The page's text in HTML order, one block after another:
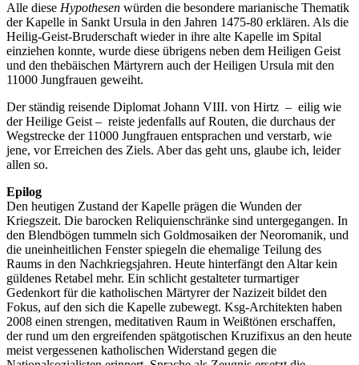
Alle diese Hypothesen würden die besondere marianische Thematik
der Kapelle in Sankt Ursula in den Jahren 1475-80 erklären. Als die
Heilig-Geist-Bruderschaft wieder in ihre alte Kapelle im Spital
einziehen konnte, wurde diese übrigens neben dem Heiligen Geist
und den thebäischen Märtyrern auch der Heiligen Ursula mit den
11000 Jungfrauen geweiht.
Der ständig reisende Diplomat Johann VIII. von Hirtz – eilig wie
der Heilige Geist – reiste jedenfalls auf Routen, die durchaus der
Wegstrecke der 11000 Jungfrauen entsprachen und verstarb, wie
jene, vor Erreichen des Ziels. Aber das geht uns, glaube ich, leider
allen so.
Epilog
Den heutigen Zustand der Kapelle prägen die Wunden der
Kriegszeit. Die barocken Reliquienschränke sind untergegangen. In
den Blendbögen tummeln sich Goldmosaiken der Neoromanik, und
die uneinheitlichen Fenster spiegeln die ehemalige Teilung des
Raums in den Nachkriegsjahren. Heute hinterfängt den Altar kein
güldenes Retabel mehr. Ein schlicht gestalteter turmartiger
Gedenkort für die katholischen Märtyrer der Nazizeit bildet den
Fokus, auf den sich die Kapelle zubewegt. Ksg-Architekten haben
2008 einen strengen, meditativen Raum in Weißtönen erschaffen,
der rund um den ergreifenden spätgotischen Kruzifixus an den heute
meist vergessenen katholischen Widerstand gegen die